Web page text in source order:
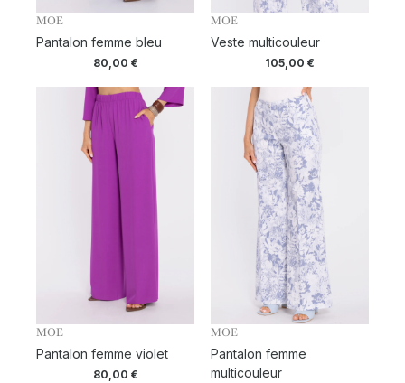
MOE
Pantalon femme bleu
80,00 €
MOE
Veste multicouleur
105,00 €
MOE
Pantalon femme violet
80,00 €
MOE
Pantalon femme
multicouleur